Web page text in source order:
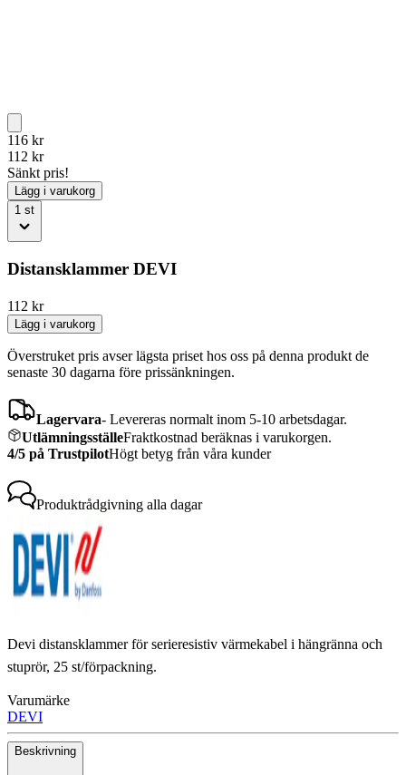
116 kr
112 kr
Sänkt pris!
Lägg i varukorg
1 st
Distansklammer DEVI
112 kr
Lägg i varukorg
Överstruket pris avser lägsta priset hos oss på denna produkt de
senaste 30 dagarna före prissänkningen.
Lagervara- Levereras normalt inom 5-10 arbetsdagar.
UtlämningsställeFraktkostnad beräknas i varukorgen.
4/5 på TrustpilotHögt betyg från våra kunder
Produktrådgivning alla dagar
Devi distansklammer för serieresistiv värmekabel i hängränna och
stuprör, 25 st/förpackning.
Varumärke
DEVI
Beskrivning